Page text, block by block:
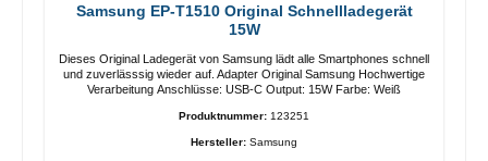
Samsung EP-T1510 Original Schnellladegerät
15W
Dieses Original Ladegerät von Samsung lädt alle Smartphones schnell
und zuverlässsig wieder auf. Adapter Original Samsung Hochwertige
Verarbeitung Anschlüsse: USB-C Output: 15W Farbe: Weiß
Produktnummer: 123251
Hersteller: Samsung